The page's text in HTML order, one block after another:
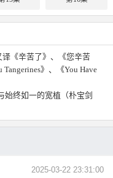
《辛苦了》、《您辛苦
》、《You Have
始终如一的宽植（朴宝剑
2025-03-22 23:31:00